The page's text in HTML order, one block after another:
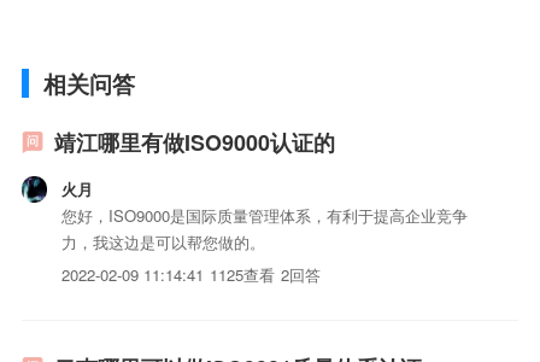
相关问答
靖江哪里有做ISO9000认证的
火月
您好，ISO9000是国际质量管理体系，有利于提高企业竞争
力，我这边是可以帮您做的。
2022-02-09 11:14:41 1125查看 2回答